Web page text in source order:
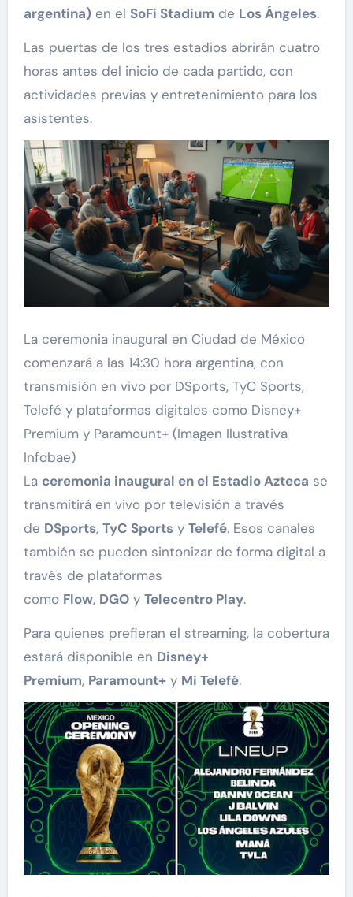
argentina) en el SoFi Stadium de Los Ángeles.
Las puertas de los tres estadios abrirán cuatro
horas antes del inicio de cada partido, con
actividades previas y entretenimiento para los
asistentes.
La ceremonia inaugural en Ciudad de México
comenzará a las 14:30 hora argentina, con
transmisión en vivo por DSports, TyC Sports,
Telefé y plataformas digitales como Disney+
Premium y Paramount+ (Imagen Ilustrativa
Infobae)
La ceremonia inaugural en el Estadio Azteca se
transmitirá en vivo por televisión a través
de DSports, TyC Sportsy Telefé. Esos canales
también se pueden sintonizar de forma digital a
través de plataformas
como Flow, DGOy Telecentro Play.
Para quienes prefieran el streaming, la cobertura
estará disponible en Disney+
Premium, Paramount+ y Mi Telefé.